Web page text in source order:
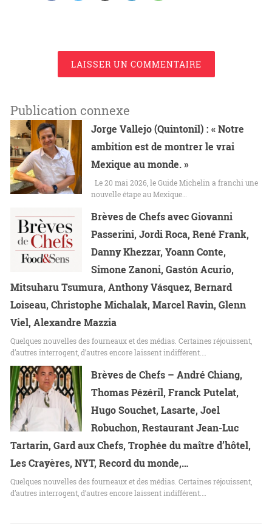
LAISSER UN COMMENTAIRE
Publication connexe
Jorge Vallejo (Quintonil) : « Notre
ambition est de montrer le vrai
Mexique au monde. »
Le 20 mai 2026, le Guide Michelin a franchi une
nouvelle étape au Mexique…
Brèves de Chefs avec Giovanni
Passerini, Jordi Roca, René Frank,
Danny Khezzar, Yoann Conte,
Simone Zanoni, Gastón Acurio,
Mitsuharu Tsumura, Anthony Vásquez, Bernard
Loiseau, Christophe Michalak, Marcel Ravin, Glenn
Viel, Alexandre Mazzia
Quelques nouvelles des fourneaux et des médias. Certaines réjouissent,
d’autres interrogent, d’autres encore laissent indifférent.…
Brèves de Chefs – André Chiang,
Thomas Pézéril, Franck Putelat,
Hugo Souchet, Lasarte, Joel
Robuchon, Restaurant Jean-Luc
Tartarin, Gard aux Chefs, Trophée du maître d’hôtel,
Les Crayères, NYT, Record du monde,…
Quelques nouvelles des fourneaux et des médias. Certaines réjouissent,
d’autres interrogent, d’autres encore laissent indifférent.…